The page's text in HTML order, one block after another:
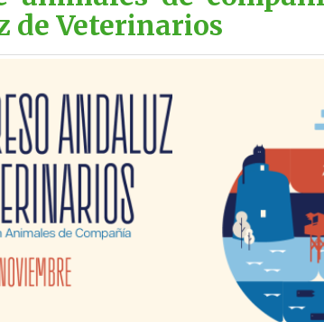
de Veterinarios